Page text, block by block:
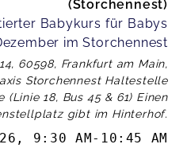
(Storchennest)
Babykurs für Babys
im Storchennest
60598, Frankfurt am Main,
Storchennest Haltestelle
18, Bus 45 & 61) Einen
gibt im Hinterhof.
, 9:30 AM- 10:45 AM